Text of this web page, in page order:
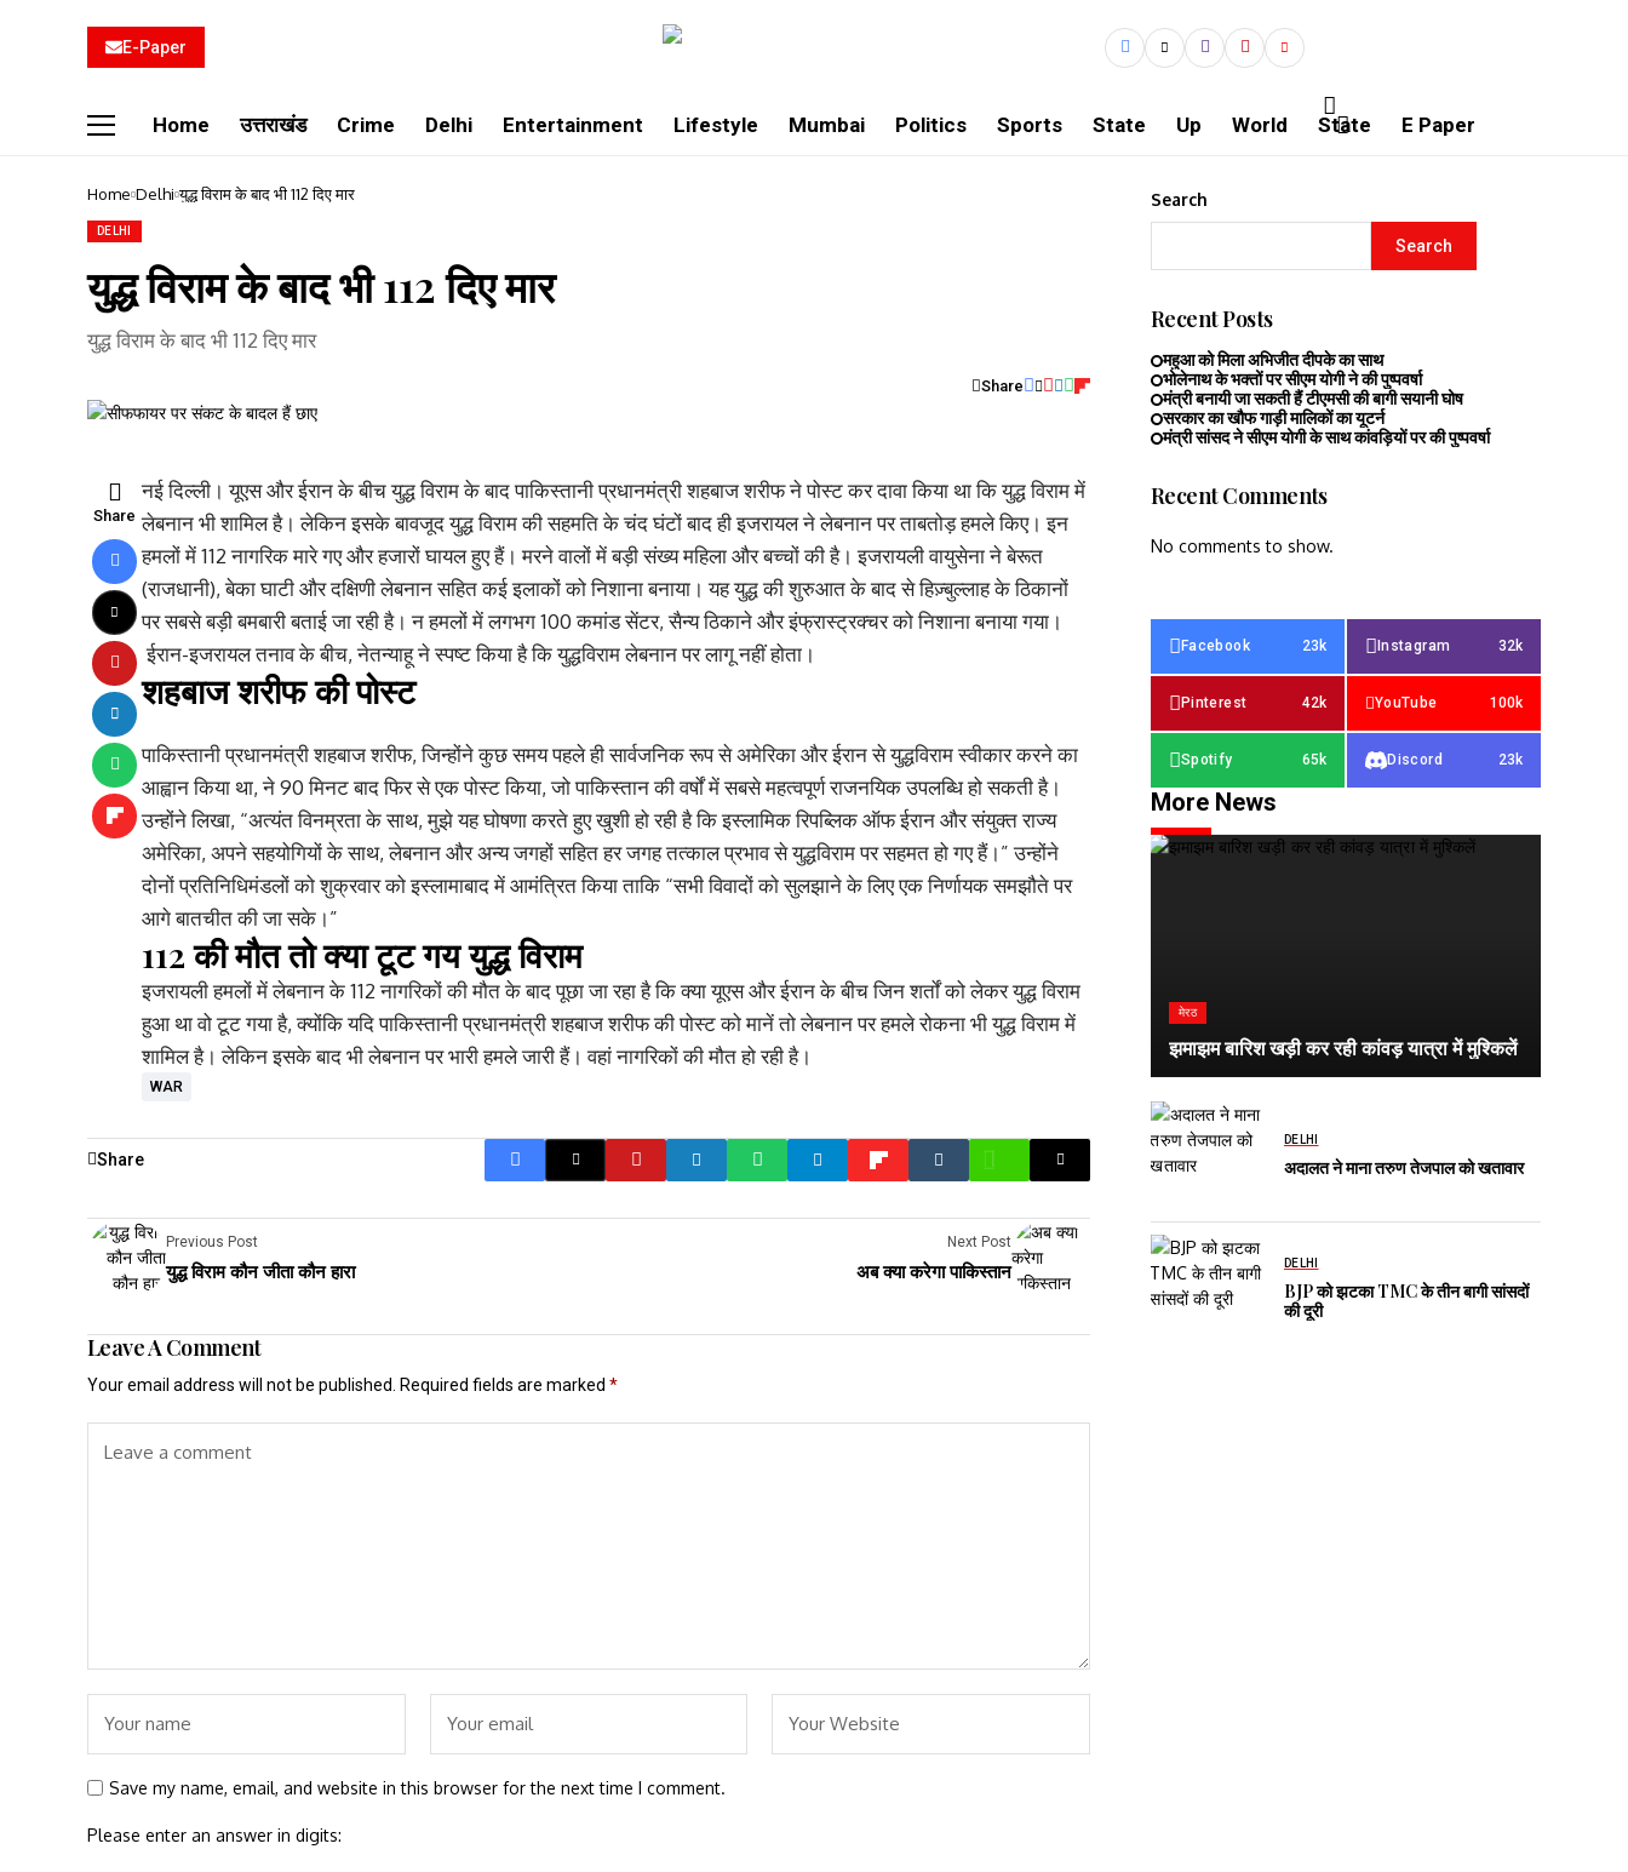
E-Paper
Home उत्तराखंड Crime Delhi Entertainment Lifestyle Mumbai Politics Sports State Up World State E Paper
Home Delhi युद्ध विराम के बाद भी 112 दिए मार
DELHI
युद्ध विराम के बाद भी 112 दिए मार
युद्ध विराम के बाद भी 112 दिए मार
Share
Share
नई दिल्ली। यूएस और ईरान के बीच युद्ध विराम के बाद पाकिस्तानी प्रधानमंत्री शहबाज शरीफ ने पोस्ट कर दावा किया था कि युद्ध विराम में
लेबनान भी शामिल है। लेकिन इसके बावजूद युद्ध विराम की सहमति के चंद घंटों बाद ही इजरायल ने लेबनान पर ताबतोड़ हमले किए। इन
हमलों में 112 नागरिक मारे गए और हजारों घायल हुए हैं। मरने वालों में बड़ी संख्य महिला और बच्चों की है। इजरायली वायुसेना ने बेरूत
(राजधानी), बेका घाटी और दक्षिणी लेबनान सहित कई इलाकों को निशाना बनाया। यह युद्ध की शुरुआत के बाद से हिज़्बुल्लाह के ठिकानों
पर सबसे बड़ी बमबारी बताई जा रही है। न हमलों में लगभग 100 कमांड सेंटर, सैन्य ठिकाने और इंफ्रास्ट्रक्चर को निशाना बनाया गया।
ईरान-इजरायल तनाव के बीच, नेतन्याहू ने स्पष्ट किया है कि युद्धविराम लेबनान पर लागू नहीं होता।
शहबाज शरीफ की पोस्ट
पाकिस्तानी प्रधानमंत्री शहबाज शरीफ, जिन्होंने कुछ समय पहले ही सार्वजनिक रूप से अमेरिका और ईरान से युद्धविराम स्वीकार करने का
आह्वान किया था, ने 90 मिनट बाद फिर से एक पोस्ट किया, जो पाकिस्तान की वर्षों में सबसे महत्वपूर्ण राजनयिक उपलब्धि हो सकती है।
उन्होंने लिखा, “अत्यंत विनम्रता के साथ, मुझे यह घोषणा करते हुए खुशी हो रही है कि इस्लामिक रिपब्लिक ऑफ ईरान और संयुक्त राज्य
अमेरिका, अपने सहयोगियों के साथ, लेबनान और अन्य जगहों सहित हर जगह तत्काल प्रभाव से युद्धविराम पर सहमत हो गए हैं।” उन्होंने
दोनों प्रतिनिधिमंडलों को शुक्रवार को इस्लामाबाद में आमंत्रित किया ताकि “सभी विवादों को सुलझाने के लिए एक निर्णायक समझौते पर
आगे बातचीत की जा सके।”
112 की मौत तो क्या टूट गय युद्ध विराम
इजरायली हमलों में लेबनान के 112 नागरिकों की मौत के बाद पूछा जा रहा है कि क्या यूएस और ईरान के बीच जिन शर्तों को लेकर युद्ध विराम
हुआ था वो टूट गया है, क्योंकि यदि पाकिस्तानी प्रधानमंत्री शहबाज शरीफ की पोस्ट को मानें तो लेबनान पर हमले रोकना भी युद्ध विराम में
शामिल है। लेकिन इसके बाद भी लेबनान पर भारी हमले जारी हैं। वहां नागरिकों की मौत हो रही है।
WAR
Share
Previous Post
युद्ध विराम कौन जीता कौन हारा
Next Post
अब क्या करेगा पाकिस्तान
Leave A Comment
Your email address will not be published. Required fields are marked *
Save my name, email, and website in this browser for the next time I comment.
Please enter an answer in digits:
Search
Search
Recent Posts
महुआ को मिला अभिजीत दीपके का साथ
भोलेनाथ के भक्तों पर सीएम योगी ने की पुष्पवर्षा
मंत्री बनायी जा सकती हैं टीएमसी की बागी सयानी घोष
सरकार का खौफ गाड़ी मालिकों का यूटर्न
मंत्री सांसद ने सीएम योगी के साथ कांवड़ियों पर की पुष्पवर्षा
Recent Comments
No comments to show.
Facebook 23k Instagram 32k
Pinterest 42k YouTube 100k
Spotify 65k Discord 23k
More News
मेरठ
झमाझम बारिश खड़ी कर रही कांवड़ यात्रा में मुश्किलें
DELHI
अदालत ने माना तरुण तेजपाल को खतावार
DELHI
BJP को झटका TMC के तीन बागी सांसदों
की दूरी